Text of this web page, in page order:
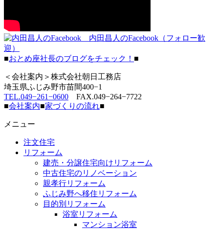
内田昌人のFacebook（フォロー歓
迎）
■おとめ座社長のブログをチェック！ ■
＜会社案内＞株式会社朝日工務店
埼玉県ふじみ野市苗間400−1
TEL.049−261−0600 FAX.049−264−7722
■会社案内■家づくりの流れ■
メニュー
注文住宅
リフォーム
建売・分譲住宅向けリフォーム
中古住宅のリノベーション
親孝行リフォーム
ふじみ野へ移住リフォーム
目的別リフォーム
浴室リフォーム
マンション浴室